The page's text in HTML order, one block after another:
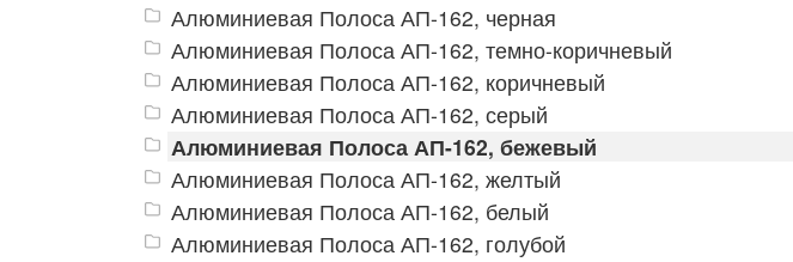
Алюминиевая Полоса АП-162, черная
Алюминиевая Полоса АП-162, темно-коричневый
Алюминиевая Полоса АП-162, коричневый
Алюминиевая Полоса АП-162, серый
Алюминиевая Полоса АП-162, бежевый
Алюминиевая Полоса АП-162, желтый
Алюминиевая Полоса АП-162, белый
Алюминиевая Полоса АП-162, голубой